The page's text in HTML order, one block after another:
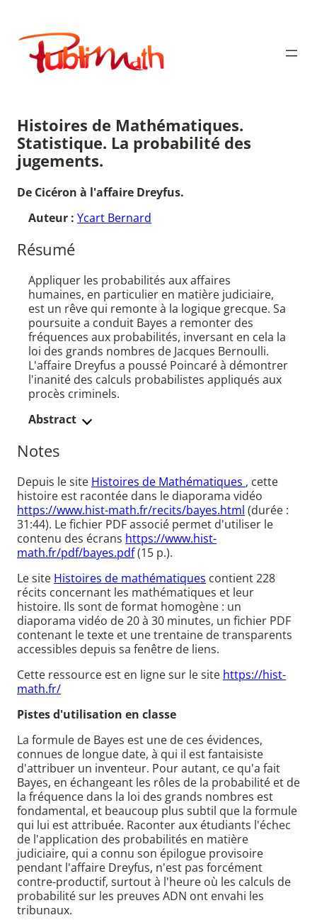
contenu
Publimath
Histoires de Mathématiques.
Statistique. La probabilité des
jugements.
De Cicéron à l'affaire Dreyfus.
Auteur : Ycart Bernard
Résumé
Appliquer les probabilités aux affaires
humaines, en particulier en matière judiciaire,
est un rêve qui remonte à la logique grecque. Sa
poursuite a conduit Bayes a remonter des
fréquences aux probabilités, inversant en cela la
loi des grands nombres de Jacques Bernoulli.
L'affaire Dreyfus a poussé Poincaré à démontrer
l'inanité des calculs probabilistes appliqués aux
procès criminels.
Abstract
Notes
Depuis le site Histoires de Mathématiques , cette
histoire est racontée dans le diaporama vidéo
https://www.hist-math.fr/recits/bayes.html (durée :
31:44). Le fichier PDF associé permet d'utiliser le
contenu des écrans https://www.hist-
math.fr/pdf/bayes.pdf(15 p.).
Le site Histoires de mathématiques contient 228
récits concernant les mathématiques et leur
histoire. Ils sont de format homogène : un
diaporama vidéo de 20 à 30 minutes, un fichier PDF
contenant le texte et une trentaine de transparents
accessibles depuis sa fenêtre de liens.
Cette ressource est en ligne sur le site https://hist-
math.fr/
Pistes d'utilisation en classe
La formule de Bayes est une de ces évidences,
connues de longue date, à qui il est fantaisiste
d'attribuer un inventeur. Pour autant, ce qu'a fait
Bayes, en échangeant les rôles de la probabilité et de
la fréquence dans la loi des grands nombres est
fondamental, et beaucoup plus subtil que la formule
qui lui est attribuée. Raconter aux étudiants l'échec
de l'application des probabilités en matière
judiciaire, qui a connu son épilogue provisoire
pendant l'affaire Dreyfus, n'est pas forcément
contre-productif, surtout à l'heure où les calculs de
probabilité sur les preuves ADN ont envahi les
tribunaux.